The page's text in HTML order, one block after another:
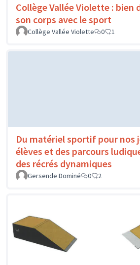
Collège Vallée Violette : bien
son corps avec le sport
Collège Vallée Violette
0 1
Du matériel sportif pour nos
élèves et des parcours
des récrés dynamiques
Gersende Dominé 0 2